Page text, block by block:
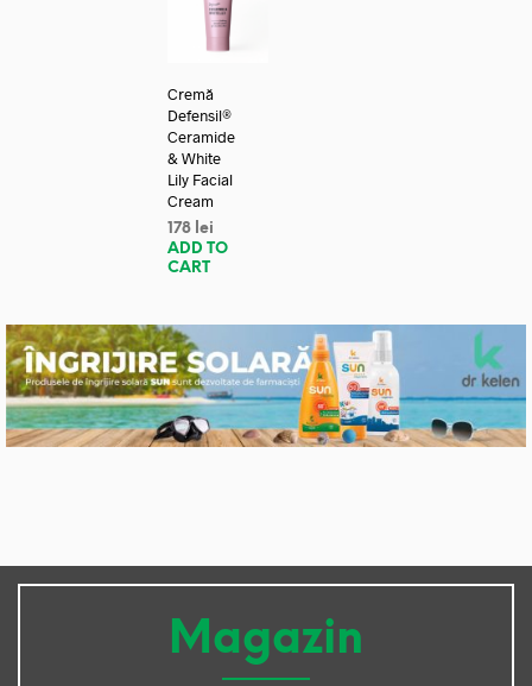
Cremă
Defensil®
Ceramide
& White
Lily Facial
Cream
178 lei
ADD TO
CART
Magazin